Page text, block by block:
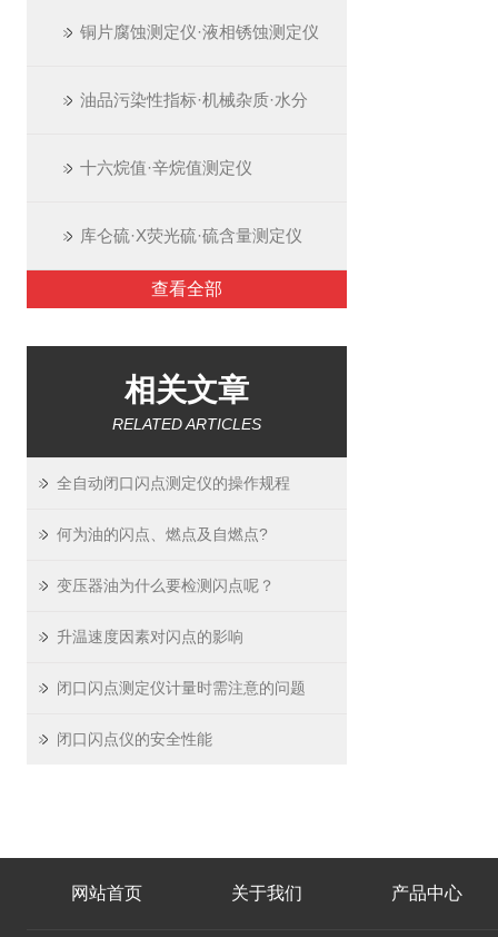
铜片腐蚀测定仪·液相锈蚀测定仪
油品污染性指标·机械杂质·水分
十六烷值·辛烷值测定仪
库仑硫·X荧光硫·硫含量测定仪
查看全部
相关文章
RELATED ARTICLES
全自动闭口闪点测定仪的操作规程
何为油的闪点、燃点及自燃点?
变压器油为什么要检测闪点呢？
升温速度因素对闪点的影响
闭口闪点测定仪计量时需注意的问题
闭口闪点仪的安全性能
网站首页 关于我们 产品中心